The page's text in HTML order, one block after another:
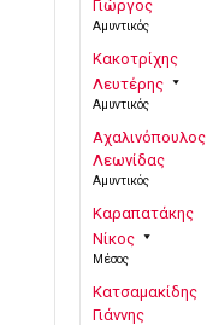
Γιώργος
Αμυντικός
Κακοτρίχης
Λευτέρης
Αμυντικός
Αχαλινόπουλος
Λεωνίδας
Αμυντικός
Καραπατάκης
Νίκος
Μέσος
Κατσαμακίδης
Γιάννης